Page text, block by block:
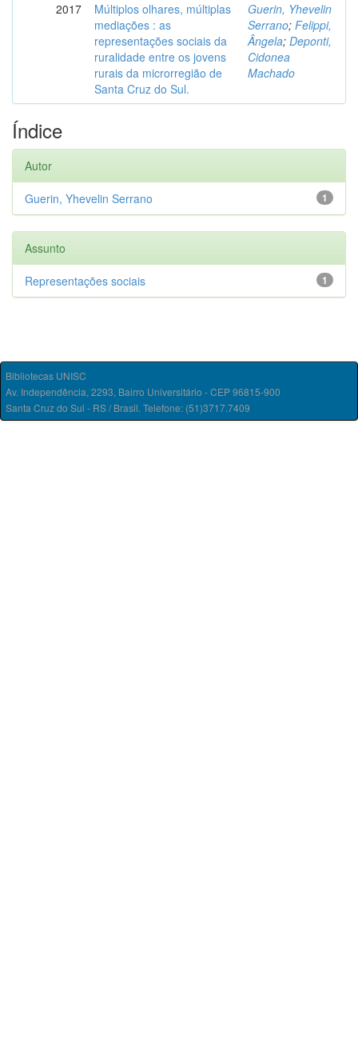
2017
Múltiplos olhares, múltiplas
mediações : as
representações sociais da
ruralidade entre os jovens
rurais da microrregião de
Santa Cruz do Sul.
Guerin, Yhevelin
Serrano; Felippi,
Ângela; Deponti,
Cidonea
Machado
Índice
Autor
1
Guerin, Yhevelin Serrano
Assunto
1
Representações sociais
Bibliotecas UNISC
Av. Independência, 2293, Bairro Universitário - CEP 96815-900
Santa Cruz do Sul - RS / Brasil. Telefone: (51)3717.7409